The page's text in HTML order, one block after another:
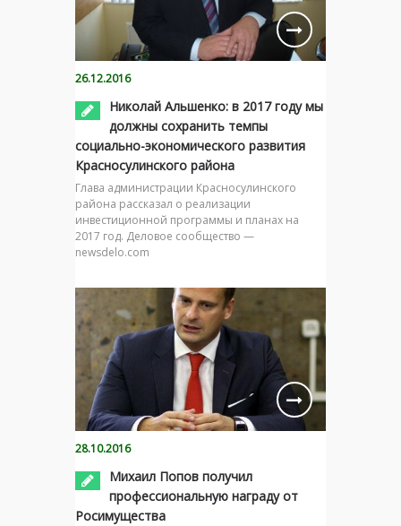
26.12.2016
Николай Альшенко: в 2017 году мы
должны сохранить темпы
социально-экономического развития
Красносулинского района
Глава администрации Красносулинского
района рассказал о реализации
инвестиционной программы и планах на
2017 год. Деловое сообщество —
newsdelo.com
28.10.2016
Михаил Попов получил
профессиональную награду от
Росимущества